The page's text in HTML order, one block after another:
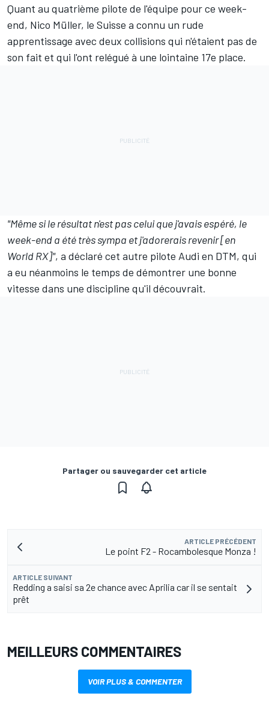
Quant au quatrième pilote de l'équipe pour ce week-
end, Nico Müller, le Suisse a connu un rude
apprentissage avec deux collisions qui n'étaient pas de
son fait et qui l'ont relégué à une lointaine 17e place.
"Même si le résultat n'est pas celui que j'avais espéré, le
week-end a été très sympa et j'adorerais revenir [en
World RX]", a déclaré cet autre pilote Audi en DTM, qui
a eu néanmoins le temps de démontrer une bonne
vitesse dans une discipline qu'il découvrait.
Partager ou sauvegarder cet article
ARTICLE PRÉCÉDENT
Le point F2 - Rocambolesque Monza !
ARTICLE SUIVANT
Redding a saisi sa 2e chance avec Aprilia car il se sentait
prêt
MEILLEURS COMMENTAIRES
VOIR PLUS & COMMENTER